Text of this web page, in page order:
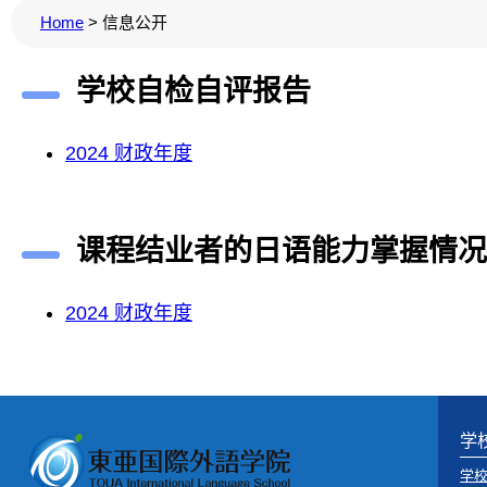
Home> 信息公开
学校自检自评报告
2024 财政年度
课程结业者的日语能力掌握情
2024 财政年度
学
学